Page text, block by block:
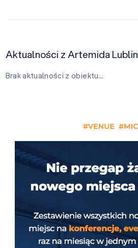
Aktualności z Artemida Lublin
Brak aktualności z obiektu…